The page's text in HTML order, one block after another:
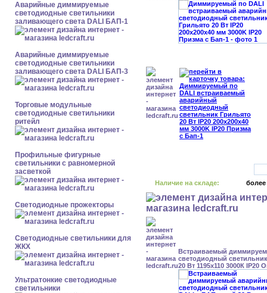
Аварийные диммируемые
светодиодные светильники
заливающего света DALI БАП-1
Аварийные диммируемые
светодиодные светильники
заливающего света DALI БАП-3
Торговые модульные
светодиодные светильники
ритейл
Профильные фигурные
светильники с равномерной
засветкой
Светодиодные прожекторы
Светодиодные светильники для
ЖКХ
Ультратонкие светодиодные
светильники
Наличие на складе: более
Встраиваемый
светодиодный
20 Вт 1195x110 3000К IP20